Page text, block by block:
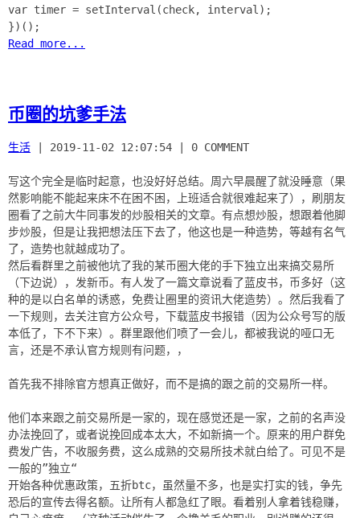
var timer = setInterval(check, interval);
Read more...
币圈的坑爹手法
生活 | 2019-11-02 12:07:54 | 0 COMMENT
写这个完全是临时起意，也没好好总结。周六早晨醒了就没睡意（果
然影响能不能起来床不在困不困，上班适合就很难起来了），刷朋友
圈看了之前大牛同事发的炒股相关的文章。有点想炒股，想跟着他脚
步炒股，但是让我把想法压下去了，他这也是一种造势，等越有名气
了，造势也就越成功了。
然后看群里之前被他坑了我的某币圈大佬的手下独立出来搞交易所
（下边说），发新币。有人发了一篇文章说看了蓝皮书，币多好（这
种的是以白名单的诱惑，免费让圈里的资讯大佬造势）。然后我看了
一下规则，去关注官方公众号，下载蓝皮书报错（因为公众号写的版
本低了，下不下来）。群里跟他们喷了一会儿，都被我说的哑口无
言，还是不承认官方规则有问题，，
首先我不排除官方想真正做好，而不是搞的跟之前的交易所一样。
他们本来跟之前交易所是一家的，现在感觉还是一家，之前的名声没
办法挽回了，或者说挽回成本太大，不如新搞一个。原来的用户群免
费发广告，不收服务费，这么成熟的交易所技术就白给了。可见不是
一般的”独立“
开始各种优惠政策，五折btc，虽然量不多，也是实打实的钱，争先
恐后的宣传去得名额。让所有人都急红了眼。看着别人拿着钱稳赚，